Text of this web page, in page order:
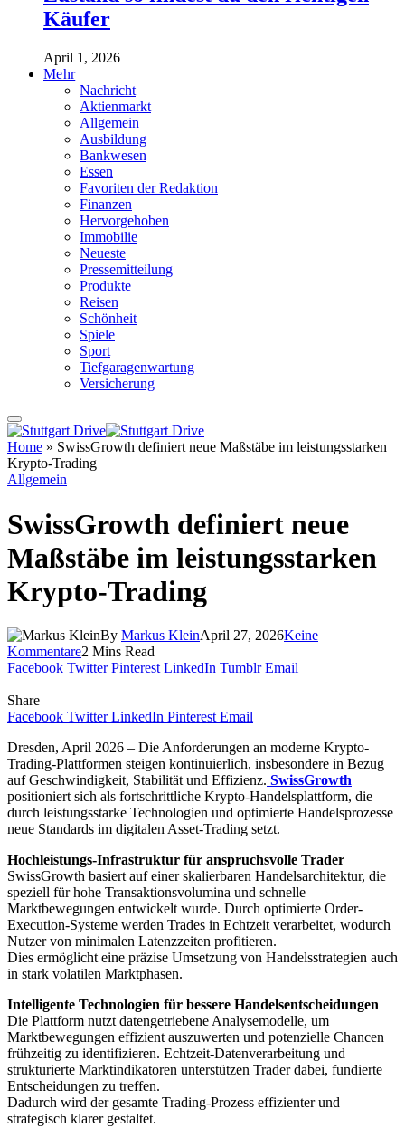
Käufer
April 1, 2026
Mehr
Nachricht
Aktienmarkt
Allgemein
Ausbildung
Bankwesen
Essen
Favoriten der Redaktion
Finanzen
Hervorgehoben
Immobilie
Neueste
Pressemitteilung
Produkte
Reisen
Schönheit
Spiele
Sport
Tiefgaragenwartung
Versicherung
Home » SwissGrowth definiert neue Maßstäbe im leistungsstarken
Krypto-Trading
Allgemein
SwissGrowth definiert neue
Maßstäbe im leistungsstarken
Krypto-Trading
By Markus KleinApril 27, 2026Keine
Kommentare2 Mins Read
Facebook Twitter Pinterest LinkedIn Tumblr Email
Share
Facebook Twitter LinkedIn Pinterest Email
Dresden, April 2026 – Die Anforderungen an moderne Krypto-
Trading-Plattformen steigen kontinuierlich, insbesondere in Bezug
auf Geschwindigkeit, Stabilität und Effizienz. SwissGrowth
positioniert sich als fortschrittliche Krypto-Handelsplattform, die
durch leistungsstarke Technologien und optimierte Handelsprozesse
neue Standards im digitalen Asset-Trading setzt.
Hochleistungs-Infrastruktur für anspruchsvolle Trader
SwissGrowth basiert auf einer skalierbaren Handelsarchitektur, die
speziell für hohe Transaktionsvolumina und schnelle
Marktbewegungen entwickelt wurde. Durch optimierte Order-
Execution-Systeme werden Trades in Echtzeit verarbeitet, wodurch
Nutzer von minimalen Latenzzeiten profitieren.
Dies ermöglicht eine präzise Umsetzung von Handelsstrategien auch
in stark volatilen Marktphasen.
Intelligente Technologien für bessere Handelsentscheidungen
Die Plattform nutzt datengetriebene Analysemodelle, um
Marktbewegungen effizient auszuwerten und potenzielle Chancen
frühzeitig zu identifizieren. Echtzeit-Datenverarbeitung und
strukturierte Marktindikatoren unterstützen Trader dabei, fundierte
Entscheidungen zu treffen.
Dadurch wird der gesamte Trading-Prozess effizienter und
strategisch klarer gestaltet.